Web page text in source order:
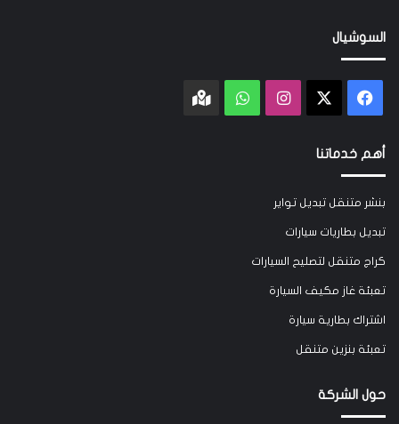
السوشيال
فيسبوك انستقرامواتسابGoogle
أهم خدماتنا
بنشر متنقل تبديل تواير
تبديل بطاريات سيارات
كراج متنقل لتصليح السيارات
تعبئة غاز مكيف السيارة
اشتراك بطارية سيارة
تعبئة بنزين متنقل
حول الشركة